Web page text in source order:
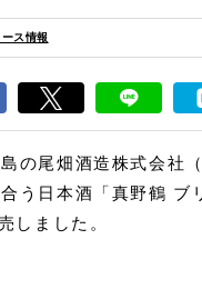
ース情報
の尾畑酒造株式会社
う日本酒「真野鶴 ブ
しました。